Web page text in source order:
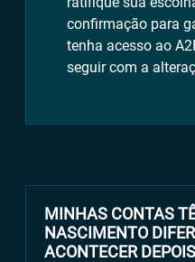
confirmação para
tenha acesso ao
seguir com a
MINHAS CONTAS
NASCIMENTO
ACONTECER